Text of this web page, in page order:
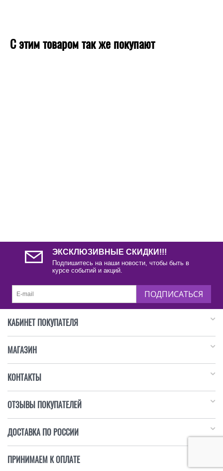
Подпишитесь на наши новости, чтобы быть в
КАБИНЕТ ПОКУПАТЕЛЯ
МАГАЗИН
КОНТАКТЫ
ОТЗЫВЫ ПОКУПАТЕЛЕЙ
ДОСТАВКА ПО РОССИИ